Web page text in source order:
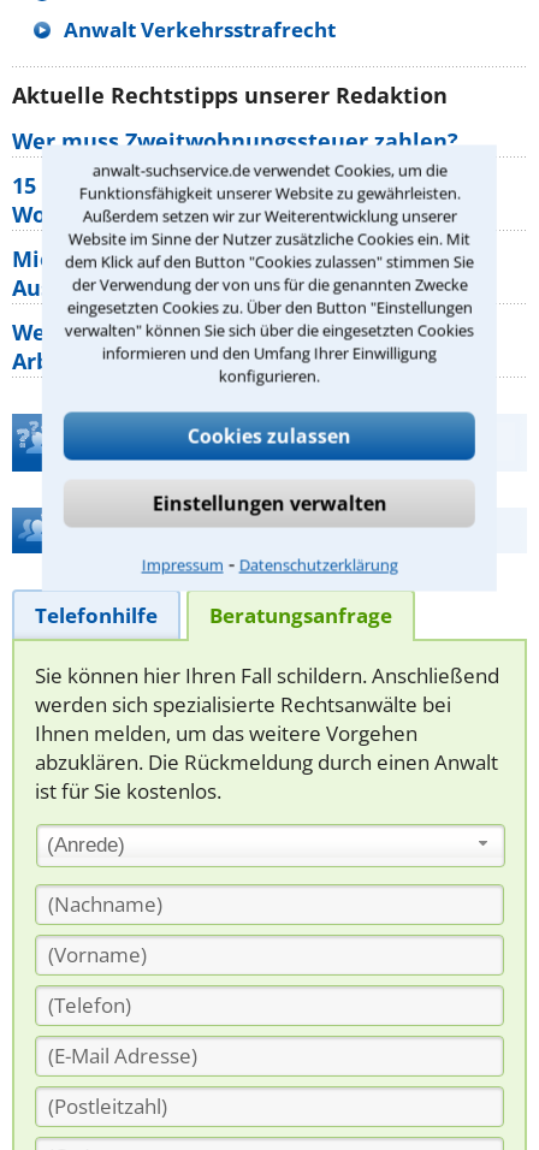
anwalt-suchservice.de verwendet Cookies, um die
Funktionsfähigkeit unserer Website zu gewährleisten.
Außerdem setzen wir zur Weiterentwicklung unserer
Website im Sinne der Nutzer zusätzliche Cookies ein. Mit
dem Klick auf den Button "Cookies zulassen" stimmen Sie
der Verwendung der von uns für die genannten Zwecke
eingesetzten Cookies zu. Über den Button "Einstellungen
verwalten" können Sie sich über die eingesetzten Cookies
informieren und den Umfang Ihrer Einwilligung
konfigurieren.
Cookies zulassen
Einstellungen verwalten
Impressum ⁃ Datenschutzerklärung
Anwalt Verkehrsstrafrecht
Aktuelle Rechtstipps unserer Redaktion
Wer muss Zweitwohnungssteuer zahlen?
15 elementare Rechte, die jeder
Wohnungseigentümer kennen sollte
Mietpreisbremse 2026: Alle Regeln,
Ausnahmen und Rechte für Mieter
Welche Regeln für Teilnahme, Urlaub,
Arbeitszeit gelten beim
Teste Dein Rechtswissen
Hilfe bei Ihrer Anwaltsuche?
Telefonhilfe Beratungsanfrage
Sie können hier Ihren Fall schildern. Anschließend
werden sich spezialisierte Rechtsanwälte bei
Ihnen melden, um das weitere Vorgehen
abzuklären. Die Rückmeldung durch einen Anwalt
ist für Sie kostenlos.
(Anrede)